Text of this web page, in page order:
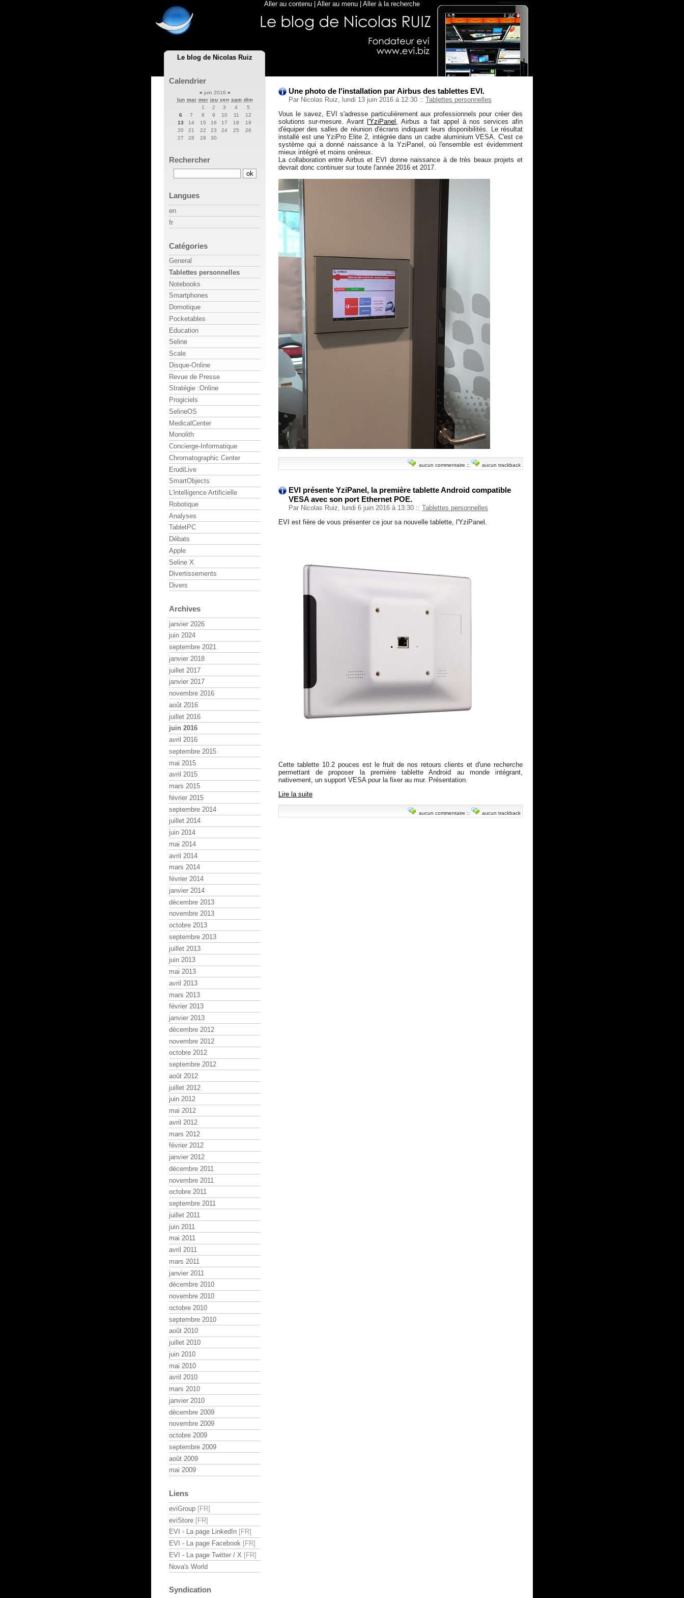
Le blog de Nicolas Ruiz
Aller au contenu Aller au menu Aller à la recherche
Une photo de l'installation par Airbus des tablettes EVI.
Par Nicolas Ruiz, lundi 13 juin 2016 à 12:30 :: Tablettes personnelles
Vous le savez, EVI s'adresse particulièrement aux professionnels pour créer des
solutions sur-mesure. Avant l'YziPanel
, Airbus a fait appel à nos services afin
d'équiper des salles de réunion d'écrans indiquant leurs disponibilités. Le résultat
installé est une YziPro Elite 2, intégrée dans un cadre aluminium VESA. C'est ce
système qui a donné naissance à la YziPanel, où l'ensemble est évidemment
mieux intégré et moins onéreux.
La collaboration entre Airbus et EVI donne naissance à de très beaux projets et
devrait donc continuer sur toute l'année 2016 et 2017.
aucun commentaire :: aucun trackback
EVI présente YziPanel, la première tablette Android compatible
VESA avec son port Ethernet POE.
Par Nicolas Ruiz, lundi 6 juin 2016 à 13:30 :: Tablettes personnelles
EVI est fière de vous présenter ce jour sa nouvelle tablette, l'YziPanel.
Cette tablette 10.2 pouces est le fruit de nos retours clients et d'une recherche
permettant de proposer la première tablette Android au monde intégrant,
nativement, un support VESA pour la fixer au mur. Présentation.
Lire la suite
aucun commentaire :: aucun trackback
Calendrier
« juin 2016 »
lun mar mer jeu ven sam dim
1
2 3 4
5
6
7 8 9 10 11
12
13
14 15 16 17 18
19
20
21 22 23 24 25
26
27
28 29 30
Rechercher
Langues
en
fr
Catégories
General
Tablettes personnelles
Notebooks
Smartphones
Domotique
Pocketables
Education
Seline
Scale
Disque-Online
Revue de Presse
Stratégie :Online
Progiciels
SelineOS
MedicalCenter
Monolith
Concierge-Informatique
Chromatographic Center
ErudiLive
SmartObjects
L'intelligence Artificielle
Robotique
Analyses
TabletPC
Débats
Apple
Seline X
Divertissements
Divers
Archives
janvier 2026
juin 2024
septembre 2021
janvier 2018
juillet 2017
janvier 2017
novembre 2016
août 2016
juillet 2016
juin 2016
avril 2016
septembre 2015
mai 2015
avril 2015
mars 2015
février 2015
septembre 2014
juillet 2014
juin 2014
mai 2014
avril 2014
mars 2014
février 2014
janvier 2014
décembre 2013
novembre 2013
octobre 2013
septembre 2013
juillet 2013
juin 2013
mai 2013
avril 2013
mars 2013
février 2013
janvier 2013
décembre 2012
novembre 2012
octobre 2012
septembre 2012
août 2012
juillet 2012
juin 2012
mai 2012
avril 2012
mars 2012
février 2012
janvier 2012
décembre 2011
novembre 2011
octobre 2011
septembre 2011
juillet 2011
juin 2011
mai 2011
avril 2011
mars 2011
janvier 2011
décembre 2010
novembre 2010
octobre 2010
septembre 2010
août 2010
juillet 2010
juin 2010
mai 2010
avril 2010
mars 2010
janvier 2010
décembre 2009
novembre 2009
octobre 2009
septembre 2009
août 2009
mai 2009
Liens
eviGroup
eviStore
EVI - La page LinkedIn
EVI - La page Facebook
EVI - La page Twitter / X
Nova's World
Syndication